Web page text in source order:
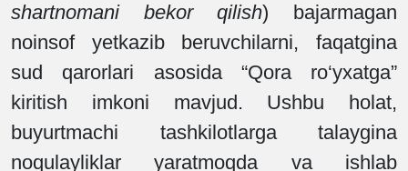
shartnomani bekor qilish) bajarmagan
noinsof yetkazib beruvchilarni, faqatgina
sud qarorlari asosida “Qora ro‘yxatga”
kiritish imkoni mavjud. Ushbu holat,
buyurtmachi tashkilotlarga talaygina
noqulayliklar yaratmoqda va ishlab